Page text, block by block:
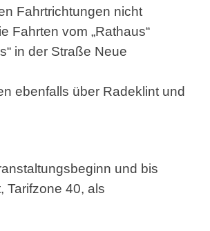
Fahrtrichtungen nicht
Fahrten vom „Rathaus“
in der Straße Neue
ebenfalls über Radeklint und
und bis
Tarifzone 40, als